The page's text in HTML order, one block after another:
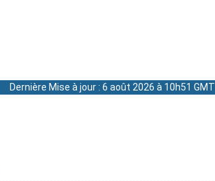
Dernière Mise à jour : 6 août 2026 à 10h51 GMT